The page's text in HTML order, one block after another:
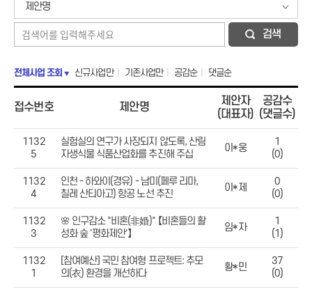
제안명
검색
전체사업 조회 신규사업만 기존사업만 공감순 댓글순
접수번호 제안명
제안자
(대표자)
공감수
(댓글수)
1132
5
실험실의 연구가 사장되지 않도록, 산림
자생식물 식품산업화를 추진해 주십
이*웅
1
(0)
1132
4
인천 - 하와이(경유) - 남미(페루 리마,
칠레 산티아고) 항공 노선 추진
이*제
0
(0)
1132
3
🌸 인구감소 "비혼(非婚)" 【비혼들의 활
성화 숲 '평화제안'】
임*자
1
(1)
1132
1
[참여예산] 국민 참여형 프로젝트: 추모
의(衣) 환경을 개선하다
황*민
37
(0)